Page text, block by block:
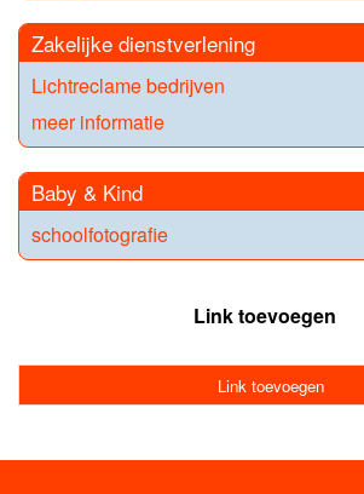
Zakelijke dienstverlening
Lichtreclame bedrijven
meer informatie
Baby & Kind
schoolfotografie
Link toevoegen
Link toevoegen